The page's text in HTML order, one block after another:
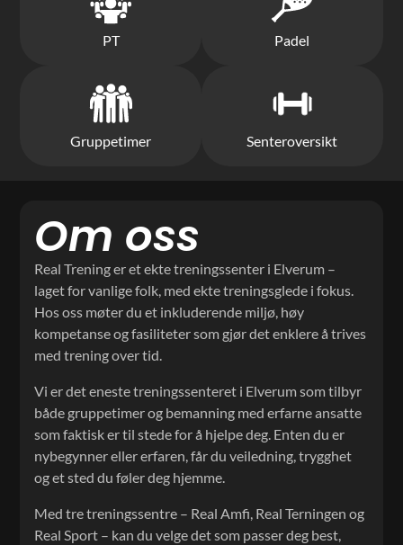
PT Padel
Gruppetimer Senteroversikt
Om oss
Real Trening er et ekte treningssenter i Elverum –
laget for vanlige folk, med ekte treningsglede i fokus.
Hos oss møter du et inkluderende miljø, høy
kompetanse og fasiliteter som gjør det enklere å trives
med trening over tid.
Vi er det eneste treningssenteret i Elverum som tilbyr
både gruppetimer og bemanning med erfarne ansatte
som faktisk er til stede for å hjelpe deg. Enten du er
nybegynner eller erfaren, får du veiledning, trygghet
og et sted du føler deg hjemme.
Med tre treningssentre – Real Amfi, Real Terningen og
Real Sport – kan du velge det som passer deg best,